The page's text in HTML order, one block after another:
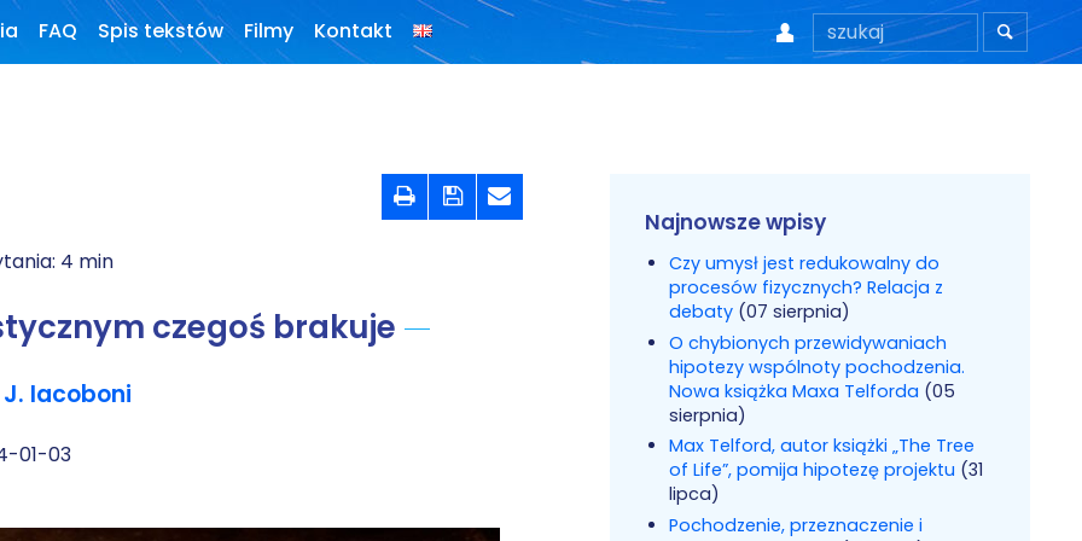
FAQ Spis tekstów Filmy
Filmy
Kontakt  
  
czegoś brakuje
4 min
Iacoboni
01-03
Najnowsze wpisy
Czy umysł jest redukowalny do
procesów fizycznych? Relacja z
debaty (07 sierpnia)
O chybionych przewidywaniach
hipotezy wspólnoty pochodzenia.
Nowa książka Maxa Telforda (05
sierpnia)
Max Telford, autor książki „The Tree
of Life”, pomija hipotezę projektu (31
lipca)
Pochodzenie, przeznaczenie i